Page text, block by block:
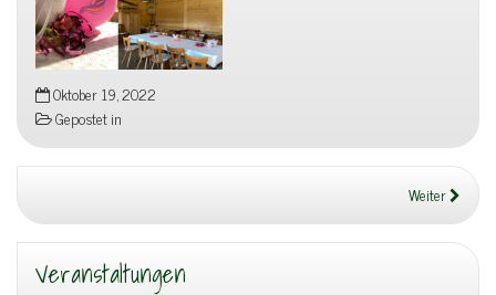
Oktober 19, 2022
Gepostet in
Weiter
Veranstaltungen